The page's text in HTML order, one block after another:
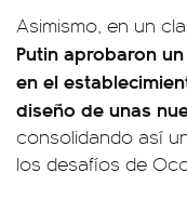
Asimismo, en un
Putin aprobaron
en el
diseño de unas
consolidando así
los desafíos de